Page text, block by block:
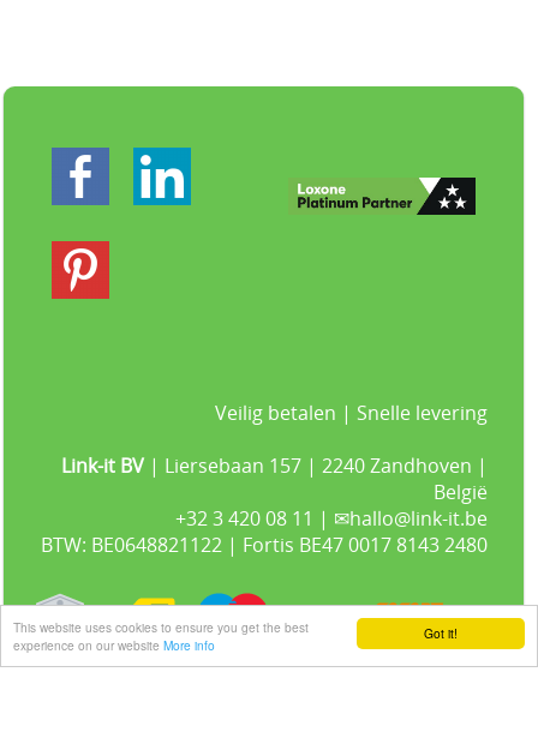
Got it!
This website uses cookies to ensure you get the best
experience on our website More info
Veilig betalen | Snelle levering
Link-it BV | Liersebaan 157 | 2240 Zandhoven |
België
+32 3 420 08 11 | ✉hallo@link-it.be
BTW: BE0648821122 | Fortis BE47 0017 8143 2480